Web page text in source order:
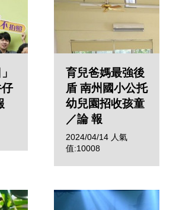
育兒爸媽最強後
盾 南州國小公托
幼兒園招收孩童
／論 報
2024/04/14 人氣
值:10008